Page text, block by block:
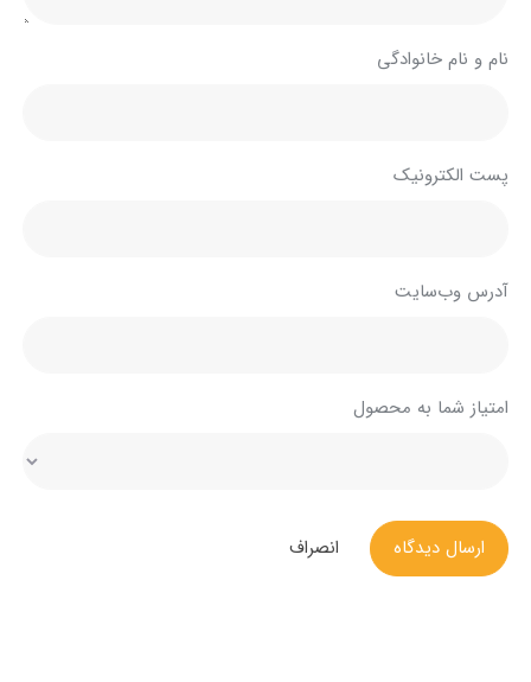
نام و نام خانوادگی
پست الکترونیک
آدرس وب‌سایت
امتیاز شما به محصول
ارسال دیدگاه انصراف